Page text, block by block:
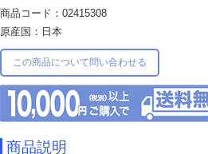
商品コード：02415308
原産国：日本
この商品について問い合わせる
商品説明